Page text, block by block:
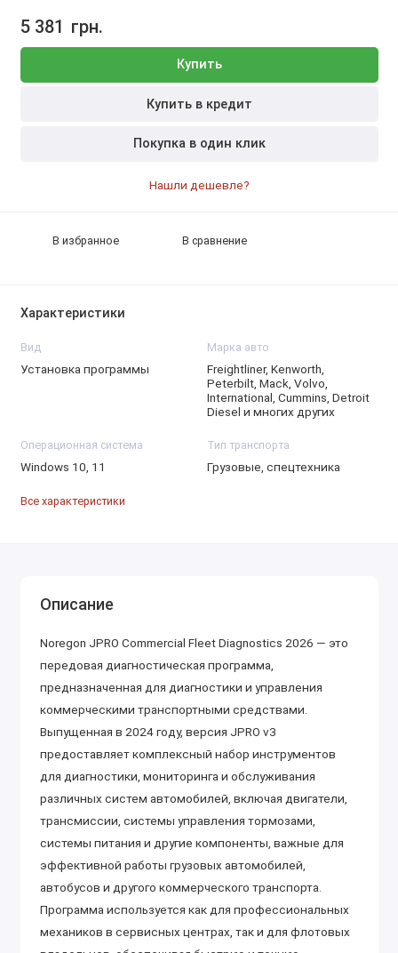
5 381 грн.
Купить
Купить в кредит
Покупка в один клик
Нашли дешевле?
В избранное В сравнение
Характеристики
Вид
Установка программы
Марка авто
Freightliner, Kenworth,
Peterbilt, Mack, Volvo,
International, Cummins, Detroit
Diesel и многих других
Операционная система
Windows 10, 11
Тип транспорта
Грузовые, спецтехника
Все характеристики
Описание
Noregon JPRO Commercial Fleet Diagnostics 2026 — это
передовая диагностическая программа,
предназначенная для диагностики и управления
коммерческими транспортными средствами.
Выпущенная в 2024 году, версия JPRO v3
предоставляет комплексный набор инструментов
для диагностики, мониторинга и обслуживания
различных систем автомобилей, включая двигатели,
трансмиссии, системы управления тормозами,
системы питания и другие компоненты, важные для
эффективной работы грузовых автомобилей,
автобусов и другого коммерческого транспорта.
Программа используется как для профессиональных
механиков в сервисных центрах, так и для флотовых